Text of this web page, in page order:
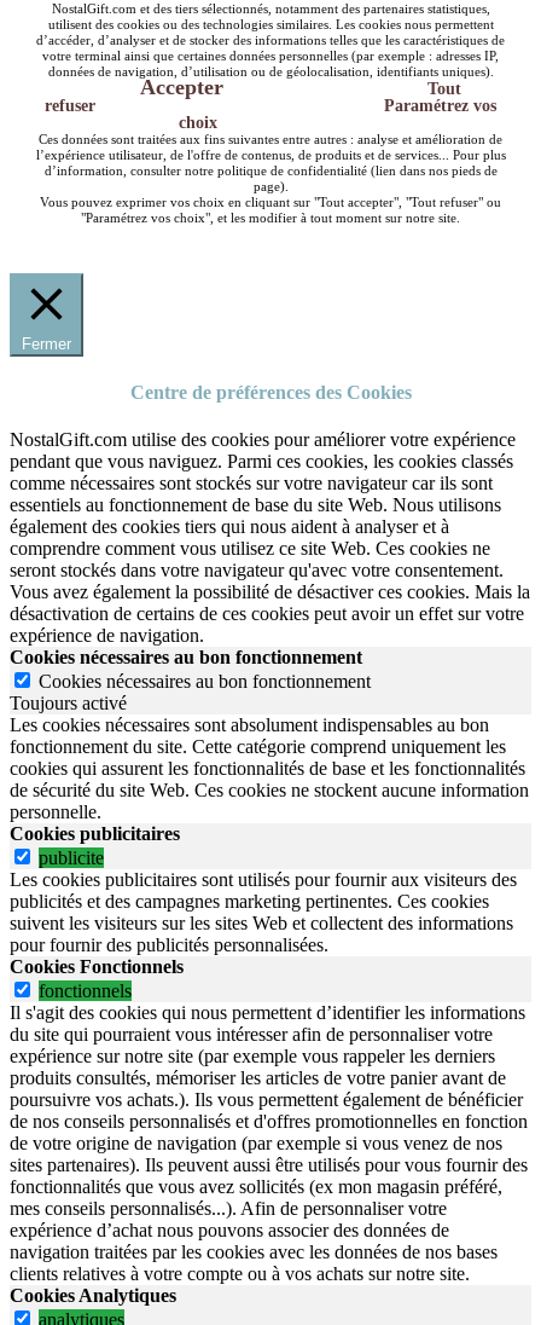
NostalGift.com et des tiers sélectionnés, notamment des partenaires statistiques,
utilisent des cookies ou des technologies similaires. Les cookies nous permettent
d’accéder, d’analyser et de stocker des informations telles que les caractéristiques de
votre terminal ainsi que certaines données personnelles (par exemple : adresses IP,
données de navigation, d’utilisation ou de géolocalisation, identifiants uniques).
Accepter
Tout
refuser
Paramétrez vos
choix
Ces données sont traitées aux fins suivantes entre autres : analyse et amélioration de
l’expérience utilisateur, de l'offre de contenus, de produits et de services... Pour plus
d’information, consulter notre politique de confidentialité (lien dans nos pieds de
page).
Vous pouvez exprimer vos choix en cliquant sur "Tout accepter", "Tout refuser" ou
"Paramétrez vos choix", et les modifier à tout moment sur notre site.
Fermer
Centre de préférences des Cookies
NostalGift.com utilise des cookies pour améliorer votre expérience
pendant que vous naviguez. Parmi ces cookies, les cookies classés
comme nécessaires sont stockés sur votre navigateur car ils sont
essentiels au fonctionnement de base du site Web. Nous utilisons
également des cookies tiers qui nous aident à analyser et à
comprendre comment vous utilisez ce site Web. Ces cookies ne
seront stockés dans votre navigateur qu'avec votre consentement.
Vous avez également la possibilité de désactiver ces cookies. Mais la
désactivation de certains de ces cookies peut avoir un effet sur votre
expérience de navigation.
Cookies nécessaires au bon fonctionnement
Cookies nécessaires au bon fonctionnement
Toujours activé
Les cookies nécessaires sont absolument indispensables au bon
fonctionnement du site. Cette catégorie comprend uniquement les
cookies qui assurent les fonctionnalités de base et les fonctionnalités
de sécurité du site Web. Ces cookies ne stockent aucune information
personnelle.
Cookies publicitaires
publicite
Les cookies publicitaires sont utilisés pour fournir aux visiteurs des
publicités et des campagnes marketing pertinentes. Ces cookies
suivent les visiteurs sur les sites Web et collectent des informations
pour fournir des publicités personnalisées.
Cookies Fonctionnels
fonctionnels
Il s'agit des cookies qui nous permettent d’identifier les informations
du site qui pourraient vous intéresser afin de personnaliser votre
expérience sur notre site (par exemple vous rappeler les derniers
produits consultés, mémoriser les articles de votre panier avant de
poursuivre vos achats.). Ils vous permettent également de bénéficier
de nos conseils personnalisés et d'offres promotionnelles en fonction
de votre origine de navigation (par exemple si vous venez de nos
sites partenaires). Ils peuvent aussi être utilisés pour vous fournir des
fonctionnalités que vous avez sollicités (ex mon magasin préféré,
mes conseils personnalisés...). Afin de personnaliser votre
expérience d’achat nous pouvons associer des données de
navigation traitées par les cookies avec les données de nos bases
clients relatives à votre compte ou à vos achats sur notre site.
Cookies Analytiques
analytiques